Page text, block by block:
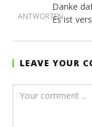
Danke
Es ist
ANTWORTEN
LEAVE YOUR